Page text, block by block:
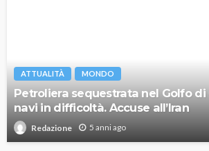
ATTUALITÀ MONDO
Petroliera sequestrata nel Golfo di
navi in difficoltà. Accuse all’Iran
Redazione 5 anni ago